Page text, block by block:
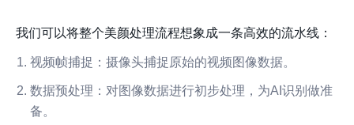
我们可以将整个美颜处理流程想象成一条高效的流水线：
视频帧捕捉 ：摄像头捕捉原始的视频图像数据。
数据预处理 ：对图像数据进行初步处理，为AI识别做准
备。